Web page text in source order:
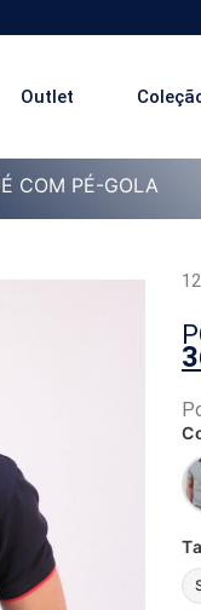
Outlet
COM PÉ-GOLA